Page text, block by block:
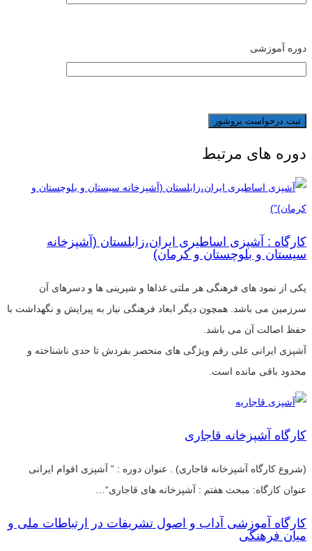
دوره آموزشی
دوره های مرتبط
کارگاه : آشپزی اساطیری ایران،زابلستان (آشپزخانه
سیستان و بلوچستان و کرمان)
یکی از نمود های فرهنگی هر ملتی غذاها و شیرینی ها و دسرهای آن
سرزمین می باشد. همچون دیگر ابعاد فرهنگی نیاز به پیرایش و نگهداشت با
حفظ اصالت آن می باشد.
آشپزی ایرانی علی رقم ویژگی های منحصر بفردش تا حدی ناشناخته و
محدود باقی مانده است.
کارگاه آشپزخانه قاجاری
(شروع کارگاه آشپزخانه قاجاری) . عنوان دوره : ” آشپزی اقوام ایرانی
عنوان کارگاه: مبحث هفتم : آشپزخانه های قاجاری“…
کارگاه آموزشی آداب و اصول تشریفات در ارتباطات ملی و
میان فرهنگی